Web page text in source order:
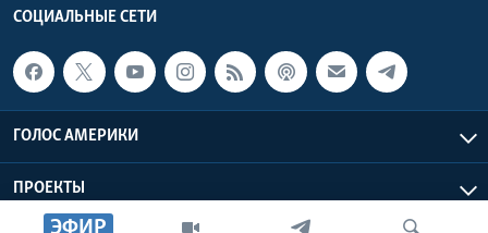
ЭФИР
СОЦИАЛЬНЫЕ СЕТИ
ГОЛОС АМЕРИКИ
ПРОЕКТЫ